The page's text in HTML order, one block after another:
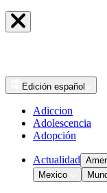
Edición español
Adiccion
Adolescencia
Adopción
Actualidad
Mexico